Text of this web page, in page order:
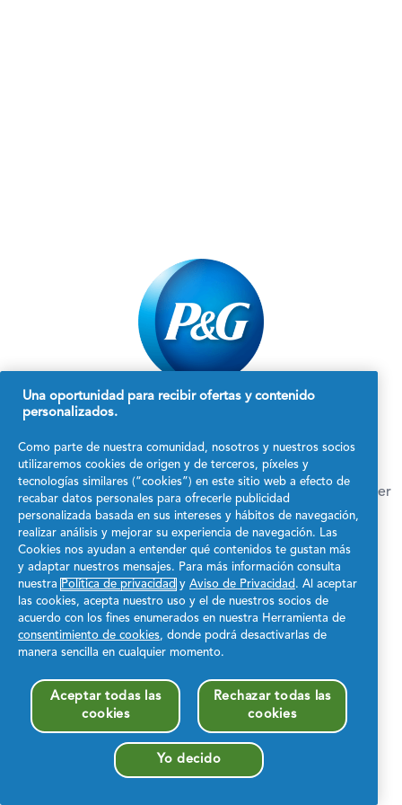
Our site is currently
undergoing maintenance.
We apologize for the inconvenience. Please check back later
or feel free to contact our support team.
Support
Una oportunidad para recibir ofertas y contenido
personalizados.
Como parte de nuestra comunidad, nosotros y nuestros socios
utilizaremos cookies de origen y de terceros, píxeles y
tecnologías similares (“cookies”) en este sitio web a efecto de
recabar datos personales para ofrecerle publicidad
personalizada basada en sus intereses y hábitos de navegación,
realizar análisis y mejorar su experiencia de navegación. Las
Cookies nos ayudan a entender qué contenidos te gustan más
y adaptar nuestros mensajes. Para más información consulta
nuestra Política de privacidad y Aviso de Privacidad . Al aceptar
las cookies, acepta nuestro uso y el de nuestros socios de
acuerdo con los fines enumerados en nuestra Herramienta de
consentimiento de cookies, donde podrá desactivarlas de
manera sencilla en cualquier momento.
Aceptar todas las
cookies
Rechazar todas las
cookies
Yo decido